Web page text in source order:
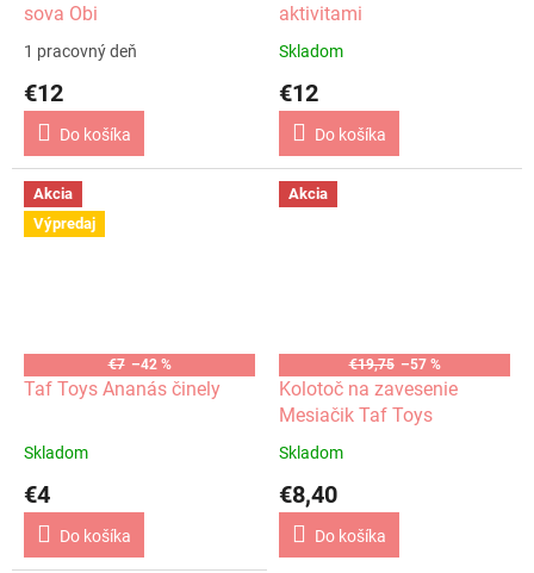
sova Obi
1 pracovný deň
€12
Do košíka
aktivitami
Skladom
€12
Do košíka
Akcia
Výpredaj
€7 –42 %
Taf Toys Ananás činely
Skladom
€4
Do košíka
Akcia
€19,75 –57 %
Kolotoč na zavesenie
Mesiačik Taf Toys
Skladom
€8,40
Do košíka